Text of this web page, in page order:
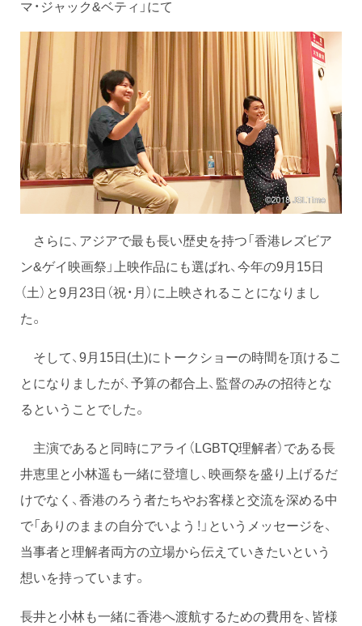
マ・ジャック&ベティ」にて
さらに、アジアで最も長い歴史を持つ「香港レズビア
ン&ゲイ映画祭」上映作品にも選ばれ、今年の9月15日
（土）と9月23日（祝・月）に上映されることになりまし
た。
そして、9月15日(土)にトークショーの時間を頂けるこ
とになりましたが、予算の都合上、監督のみの招待とな
るということでした。
主演であると同時にアライ（LGBTQ理解者）である長
井恵里と小林遥も一緒に登壇し、映画祭を盛り上げるだ
けでなく、香港のろう者たちやお客様と交流を深める中
で「ありのままの自分でいよう！」というメッセージを、
当事者と理解者両方の立場から伝えていきたいという
想いを持っています。
長井と小林も一緒に香港へ渡航するための費用を、皆様